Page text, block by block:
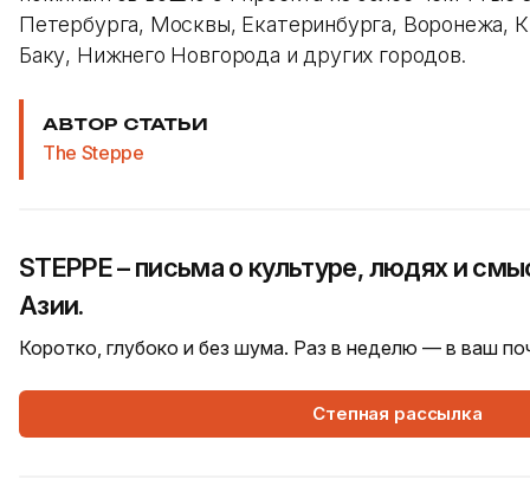
Петербурга, Москвы, Екатеринбурга, Воронежа,
Баку, Нижнего Новгорода и других городов.
АВТОР СТАТЬИ
The Steppe
STEPPE – письма о культуре, людях и
Азии.
Коротко, глубоко и без шума. Раз в неделю — в ваш
Степная рассылка